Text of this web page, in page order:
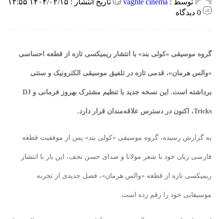
گروه موسیقی «کولی بند» با انتشار ریمیکسی تازه از قطعه احساسی
«والس هرمان»، قدمی تازه در تلفیق موسیقی الکترونیک و سنتی
برداشته است. این نسخه جدید با تنظیم مشترک بهروز فرمانی و DJ
Tricks، اکنون در دسترس علاقه‌مندان قرار دارد.
به گزارش رسیده، گروه موسیقی «کولی بند» پس از موفقیت قطعه
فارسی‌ زبان خود با شعر مولانا و صدای حسن نجف، این‌ بار با انتشار
ریمیکسی تازه از قطعه «والس هرمان»، فصل جدیدی از تجربه
موسیقایی خود را رقم زده است.